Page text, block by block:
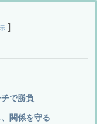
]
で勝負
関係を守る